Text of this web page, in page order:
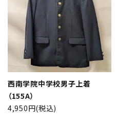
西南学院中学校男子上着
（155A）
4,950円(税込)